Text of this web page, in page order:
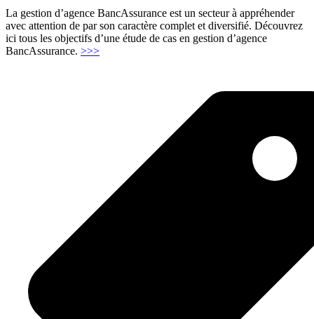
La gestion d’agence BancAssurance est un secteur à appréhender
avec attention de par son caractère complet et diversifié. Découvrez
ici tous les objectifs d’une étude de cas en gestion d’agence
BancAssurance. >>>"Gestion